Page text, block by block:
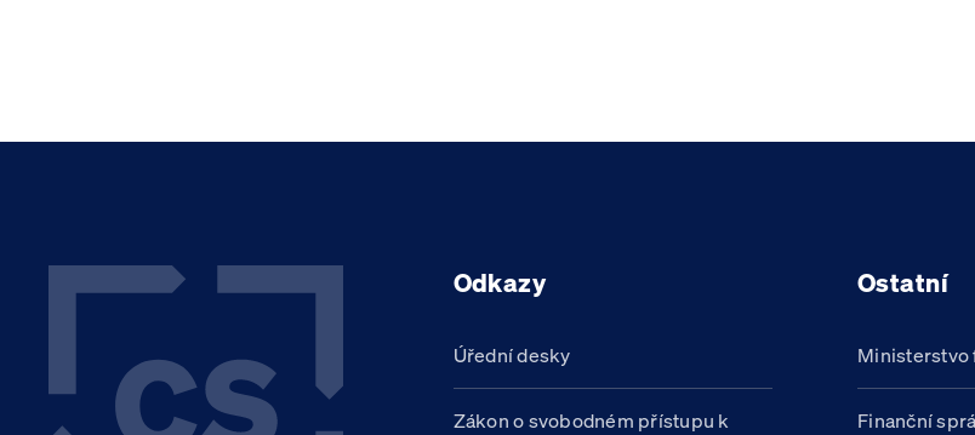
Odkazy
Úřední desky
Zákon o svobodném přístupu k
Ostatní
Ministerstvo
Finanční